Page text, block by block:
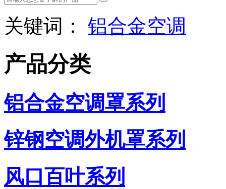
关键词： 铝合金空调
产品分类
铝合金空调罩系列
锌钢空调外机罩系列
风口百叶系列